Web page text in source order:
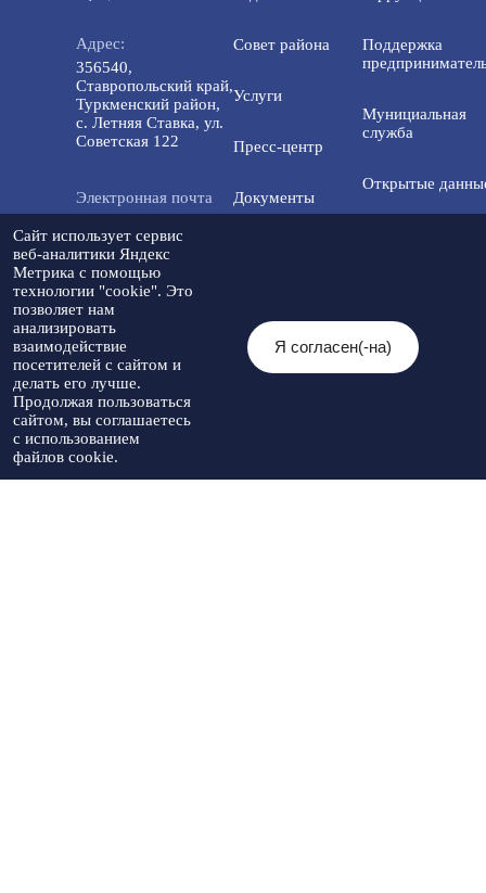
Адрес:
356540,
Ставропольский край,
Туркменский район,
с. Летняя Ставка, ул.
Советская 122
Электронная почта
Телефон доверия:
8(86565)2-05-01
Мы в социальных
сетях:
Совет района
Услуги
Пресс-центр
Документы
Контакты
Поддержка
Мунициальная
служба
Открытые
© 2026 Администрация Туркменского
муниципального округа
Ставропольского края
При использовании материалов
необходимо указывать источник
публикации
Сайт использует сервис
веб-аналитики Яндекс
Метрика с помощью
технологии "cookie". Это
позволяет нам
анализировать
взаимодействие
посетителей с сайтом и
делать его лучше.
Продолжая пользоваться
сайтом, вы соглашаетесь
с использованием
файлов cookie.
Я согласен(-на)